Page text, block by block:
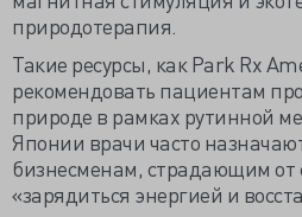
природотерапия.
Такие ресурсы, как Park Rx
рекомендовать пациентам
природе в рамках рутинной
Японии врачи часто
бизнесменам, страдающим от
«зарядиться энергией и